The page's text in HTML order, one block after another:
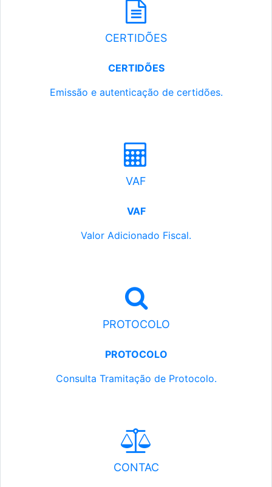
CERTIDÕES
CERTIDÕES
Emissão e autenticação de certidões.
VAF
VAF
Valor Adicionado Fiscal.
PROTOCOLO
PROTOCOLO
Consulta Tramitação de Protocolo.
CONTAC